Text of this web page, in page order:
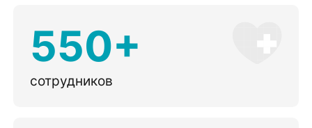
550+
сотрудников